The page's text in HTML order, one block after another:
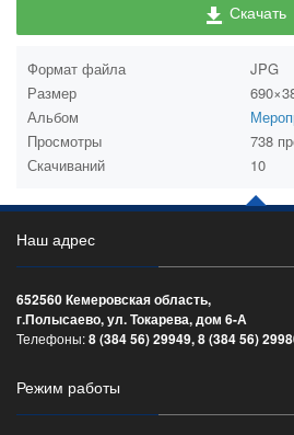
admin
Скачать
Формат файла
JPG
Размер
Альбом
Просмотры
738
Скачиваний
10
Наш адрес
652560 Кемеровская область,
г.Полысаево, ул. Токарева, дом 6-А
Телефоны:8 (384 56) 29949, 8 (384 56)
Режим работы